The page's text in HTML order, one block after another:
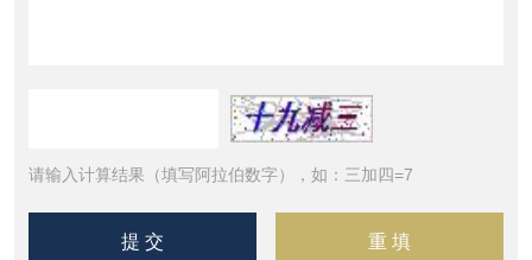
请输入计算结果（填写阿拉伯数字），如：三加四=7